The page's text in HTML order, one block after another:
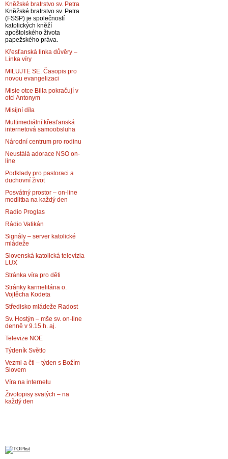
Kněžské bratrstvo sv. Petra
Kněžské bratrstvo sv. Petra
(FSSP) je společností
katolických kněží
apoštolského života
papežského práva.
Křesťanská linka důvěry –
Linka víry
MILUJTE SE. Časopis pro
novou evangelizaci
Misie otce Billa pokračují v
otci Antonym
Misijní díla
Multimediální křesťanská
internetová samoobsluha
Národní centrum pro rodinu
Neustálá adorace NSO on-
line
Podklady pro pastoraci a
duchovní život
Posvátný prostor – on-line
modlitba na každý den
Radio Proglas
Rádio Vatikán
Signály – server katolické
mládeže
Slovenská katolická televízia
LUX
Stránka víra pro děti
Stránky karmelitána o.
Vojtěcha Kodeta
Středisko mládeže Radost
Sv. Hostýn – mše sv. on-line
denně v 9.15 h. aj.
Televize NOE
Týdeník Světlo
Vezmi a čti – týden s Božím
Slovem
Víra na internetu
Životopisy svatých – na
každý den